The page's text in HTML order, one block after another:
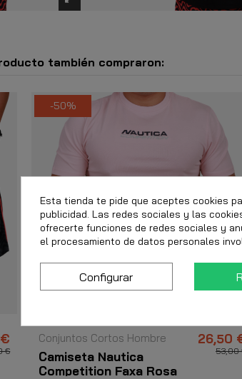
también compraron:
€
-50%
Conjuntos Cortos Hombre
Camiseta Nautica
Competition Faxa Rosa
26,50
53,00
Esta tienda te pide que aceptes cookies
publicidad. Las redes sociales y las
ofrecerte funciones de redes sociales y
el procesamiento de datos personales
Configurar